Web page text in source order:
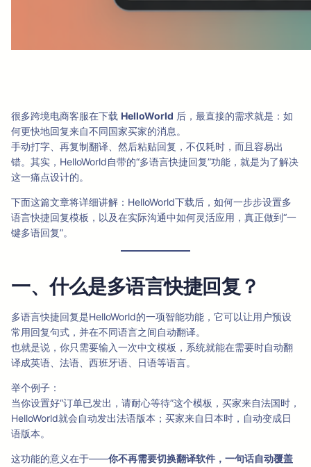
很多跨境电商客服在下载 HelloWorld 后，最直接的需求就是：如
何更快地回复来自不同国家买家的消息。
手动打字、再复制翻译、然后粘贴回复，不仅耗时，而且容易出
错。其实，HelloWorld自带的“多语言快捷回复”功能，就是为了解决
这一痛点设计的。
下面这篇文章将详细讲解：HelloWorld下载后，如何一步步设置多
语言快捷回复模板，以及在实际沟通中如何灵活应用，真正做到“一
键多语回复”。
一、什么是多语言快捷回复？
多语言快捷回复是HelloWorld的一项智能功能，它可以让用户预设
常用回复句式，并在不同语言之间自动翻译。
也就是说，你只需要输入一次中文模板，系统就能在需要时自动翻
译成英语、法语、西班牙语、日语等语言。
举个例子：
当你设置好“订单已发出，请耐心等待”这个模板，买家来自法国时，
HelloWorld就会自动发出法语版本；买家来自日本时，自动变成日
语版本。
这功能的意义在于——你不再需要切换翻译软件，一句话自动覆盖